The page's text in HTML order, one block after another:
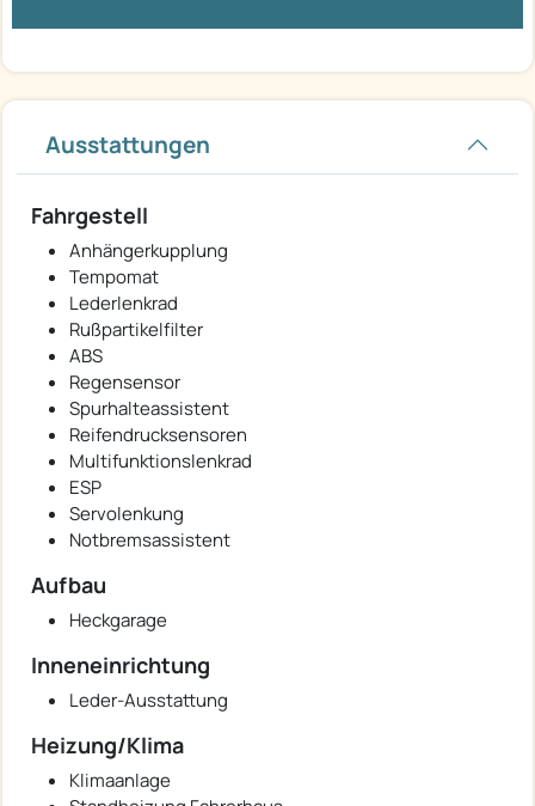
Ausstattungen
Fahrgestell
Anhängerkupplung
Tempomat
Lederlenkrad
Rußpartikelfilter
ABS
Regensensor
Spurhalteassistent
Reifendrucksensoren
Multifunktionslenkrad
ESP
Servolenkung
Notbremsassistent
Aufbau
Heckgarage
Inneneinrichtung
Leder-Ausstattung
Heizung/Klima
Klimaanlage